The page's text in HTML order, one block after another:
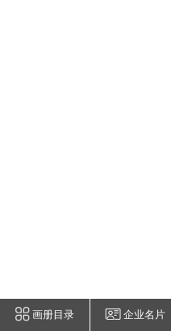
画册目录 企业名片